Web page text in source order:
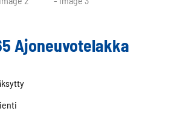
Ajoneuvotelakka